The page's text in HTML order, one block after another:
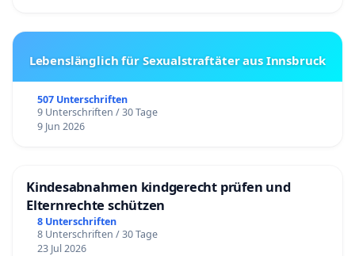
Lebenslänglich für Sexualstraftäter aus Innsbruck
507 Unterschriften
9 Unterschriften / 30 Tage
9 Jun 2026
Kindesabnahmen kindgerecht prüfen und
Elternrechte schützen
8 Unterschriften
8 Unterschriften / 30 Tage
23 Jul 2026